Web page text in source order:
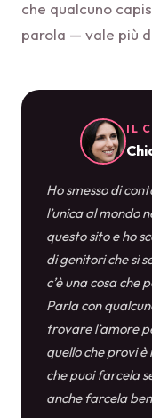
che qualcuno
parola — vale più
IL
Ho smesso di
l’unica al mondo
questo sito e ho
di genitori che si
c’è una cosa che
Parla con
trovare l’amore
quello che provi
che puoi farcela
anche farcela